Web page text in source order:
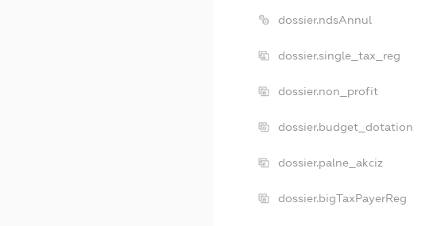
dossier.ndsAnnul
dossier.single_tax_reg
dossier.non_profit
dossier.budget_dotation
dossier.palne_akciz
dossier.bigTaxPayerReg